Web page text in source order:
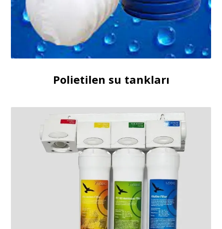
Polietilen su tankları